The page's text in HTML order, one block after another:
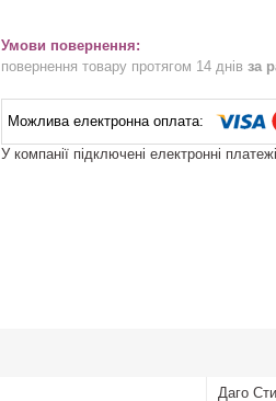
повернення товару протягом 14 днів за
У компанії підключені електронні
Даго